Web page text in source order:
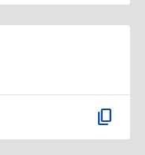
content_copy